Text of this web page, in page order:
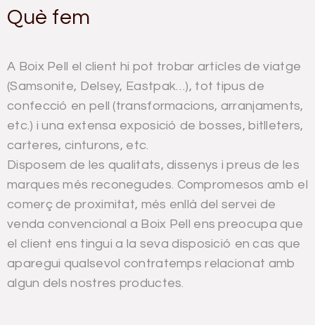
Què fem
A Boix Pell el client hi pot trobar articles de viatge
(Samsonite, Delsey, Eastpak…), tot tipus de
confecció en pell (transformacions, arranjaments,
etc.) i una extensa exposició de bosses, bitlleters,
carteres, cinturons, etc.
Disposem de les qualitats, dissenys i preus de les
marques més reconegudes. Compromesos amb el
comerç de proximitat, més enllà del servei de
venda convencional a Boix Pell ens preocupa que
el client ens tingui a la seva disposició en cas que
aparegui qualsevol contratemps relacionat amb
algun dels nostres productes.